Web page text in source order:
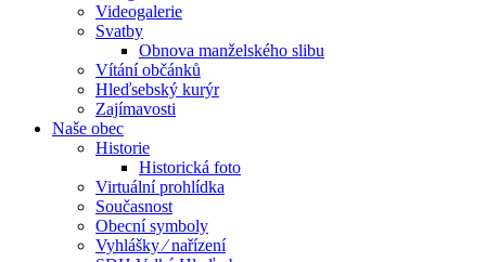
Videogalerie
Svatby
Obnova manželského slibu
Vítání občánků
Hleďsebský kurýr
Zajímavosti
Naše obec
Historie
Historická foto
Virtuální prohlídka
Současnost
Obecní symboly
Vyhlášky ⁄ nařízení